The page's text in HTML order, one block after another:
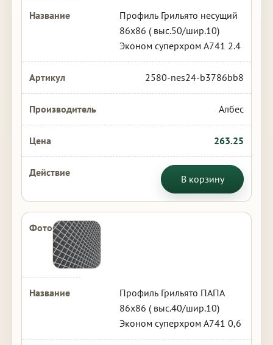
Профиль Грильято несущий
86х86 ( выс.50/шир.10)
Эконом суперхром А741 2.4
2580-nes24-b3786bb8
Албес
263.25
В корзину
Профиль Грильято ПАПА
86х86 ( выс.40/шир.10)
Эконом суперхром А741 0,6